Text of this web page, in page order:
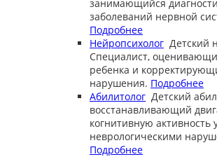
занимающийся
заболеваний нервной
Подробнее
Нейропсихолог Детский
Специалист,
ребенка и
нарушения. Подробнее
Абилитолог Детский
восстанавливающий
когнитивную активность
неврологическими
Подробнее